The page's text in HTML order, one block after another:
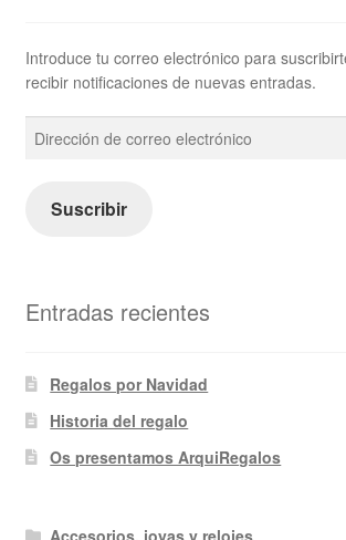
Introduce tu correo electrónico para
recibir notificaciones de nuevas entradas.
de
electrónico
Suscribir
Entradas recientes
Regalos por Navidad
Historia del regalo
Os presentamos ArquiRegalos